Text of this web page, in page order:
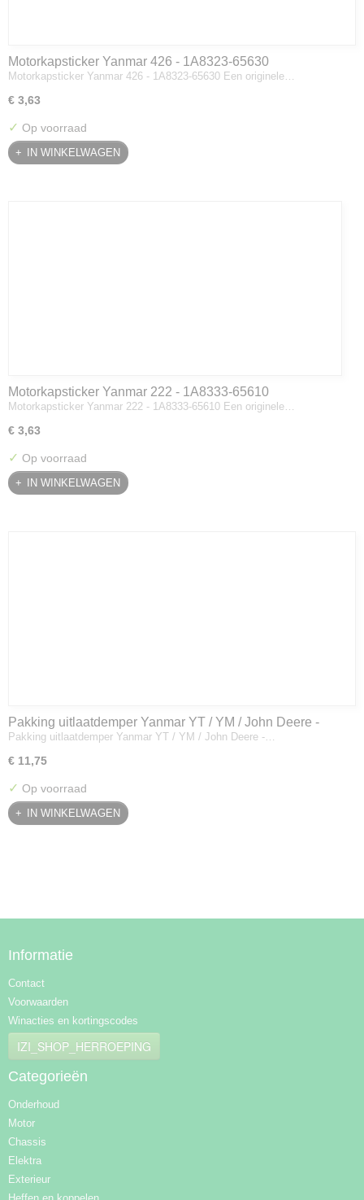
Motorkapsticker Yanmar 426 - 1A8323-65630
Motorkapsticker Yanmar 426 - 1A8323-65630 Een originele…
€ 3,63
✓ Op voorraad
IN WINKELWAGEN
Motorkapsticker Yanmar 222 - 1A8333-65610
Motorkapsticker Yanmar 222 - 1A8333-65610 Een originele…
€ 3,63
✓ Op voorraad
IN WINKELWAGEN
Pakking uitlaatdemper Yanmar YT / YM / John Deere -
128300-13230
Pakking uitlaatdemper Yanmar YT / YM / John Deere -…
€ 11,75
✓ Op voorraad
IN WINKELWAGEN
Informatie
Contact
Voorwaarden
Winacties en kortingscodes
IZI_SHOP_HERROEPING
Categorieën
Onderhoud
Motor
Chassis
Elektra
Exterieur